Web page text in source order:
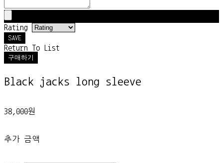
Rating
SAVE
Return To List
구매하기
Black jacks long sleeve
38,000원
추가 금액